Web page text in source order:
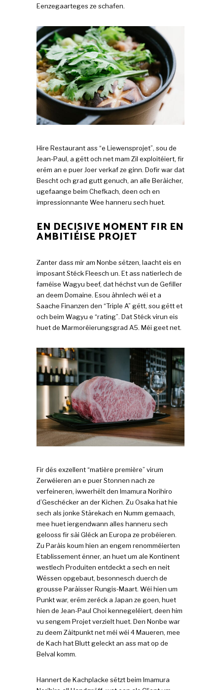
Eenzegaarteges ze schafen.
Hire Restaurant ass “e Liewensprojet”, sou de
Jean-Paul, a gëtt och net mam Zil exploitéiert, fir
erëm an e puer Joer verkaf ze ginn. Dofir war dat
Bescht och grad gutt genuch, an alle Beräicher,
ugefaange beim Chefkach, deen och en
impressionnante Wee hanneru sech huet.
EN DECISIVE MOMENT FIR EN
AMBITIÉISE PROJET
Zanter dass mir am Nonbe sëtzen, laacht eis en
imposant Stéck Fleesch un. Et ass natierlech de
faméise Wagyu beef, dat héchst vun de Gefiller
an deem Domaine. Esou ähnlech wéi et a
Saache Finanzen den “Triple A” gëtt, sou gëtt et
och beim Wagyu e “rating”. Dat Stéck virun eis
huet de Marmoréierungsgrad A5. Méi geet net.
Fir dës exzellent “matière première” virum
Zerwéieren an e puer Stonnen nach ze
verfeineren, iwwerhëlt den Imamura Norihiro
d’Geschécker an der Kichen. Zu Osaka hat hie
sech als jonke Stärekach en Numm gemaach,
mee huet iergendwann alles hanneru sech
gelooss fir säi Gléck an Europa ze probéieren.
Zu Paräis koum hien an engem renomméierten
Etablissement ënner, an huet um ale Kontinent
westlech Produiten entdeckt a sech en neit
Wëssen opgebaut, besonnesch duerch de
grousse Paräisser Rungis-Maart. Wéi hien um
Punkt war, erëm zeréck a Japan ze goen, huet
hien de Jean-Paul Choi kennegeléiert, deen him
vu sengem Projet verzielt huet. Den Nonbe war
zu deem Zäitpunkt net méi wéi 4 Maueren, mee
de Kach hat Blutt geleckt an ass mat op de
Belval komm.
Hannert de Kachplacke sëtzt beim Imamura